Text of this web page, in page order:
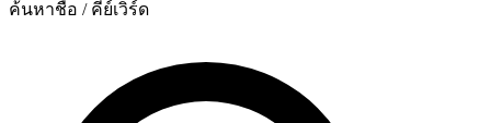
ค้นหาชื่อ / คีย์เวิร์ด